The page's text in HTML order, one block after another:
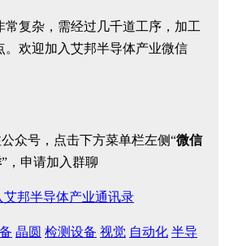
常复杂，需经过几千道工序，加工
。欢迎加入艾邦半导体产业微信
众号，点击下方菜单栏左侧“微信
”，申请加入群聊
艾邦半导体产业通讯录
晶圆 检测设备 视觉 自动化 半导